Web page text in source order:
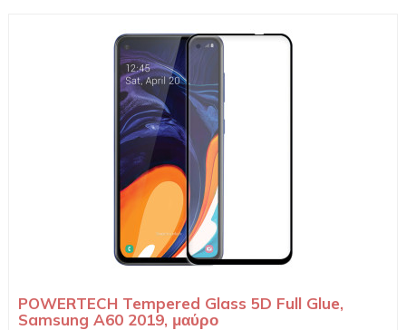
POWERTECH Tempered Glass 5D Full Glue,
Samsung A60 2019, μαύρο